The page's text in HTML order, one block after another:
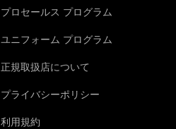
プロセールス プログラム
ユニフォーム プログラム
正規取扱店について
プライバシーポリシー
利用規約